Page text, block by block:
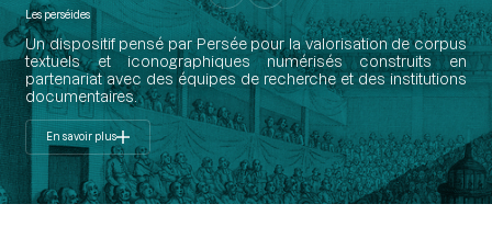
Les perséides
Un dispositif pensé par Persée pour la valorisation de corpus
textuels et iconographiques numérisés construits en
partenariat avec des équipes de recherche et des institutions
documentaires.
En savoir plus